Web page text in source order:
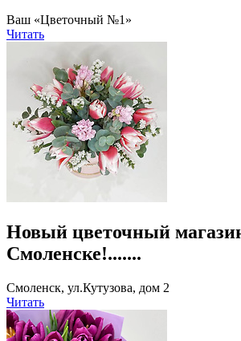
Ваш «Цветочный №1»
Читать
Новый цветочный
Смоленске!.......
Смоленск, ул.Кутузова, дом 2
Читать